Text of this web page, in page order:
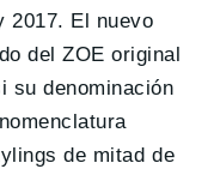
2017. El nuevo
del ZOE original
su denominación
de mitad de